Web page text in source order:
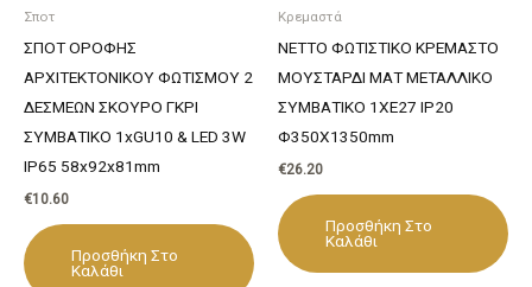
Σποτ
ΣΠΟΤ ΟΡΟΦΗΣ
ΑΡΧΙΤΕΚΤΟΝΙΚΟΥ ΦΩΤΙΣΜΟΥ 2
ΔΕΣΜΕΩΝ ΣΚΟΥΡΟ ΓΚΡΙ
ΣΥΜΒΑΤΙΚΟ 1xGU10 & LED 3W
IP65 58x92x81mm
€10.60
Προσθήκη Στο
Καλάθι
Κρεμαστά
NETTO ΦΩΤΙΣΤΙΚΟ ΚΡΕΜΑΣΤΟ
ΜΟΥΣΤΑΡΔΙ ΜΑΤ ΜΕΤΑΛΛΙΚΟ
ΣΥΜΒΑΤΙΚΟ 1ΧΕ27 IP20
Φ350Χ1350mm
€26.20
Προσθήκη Στο
Καλάθι